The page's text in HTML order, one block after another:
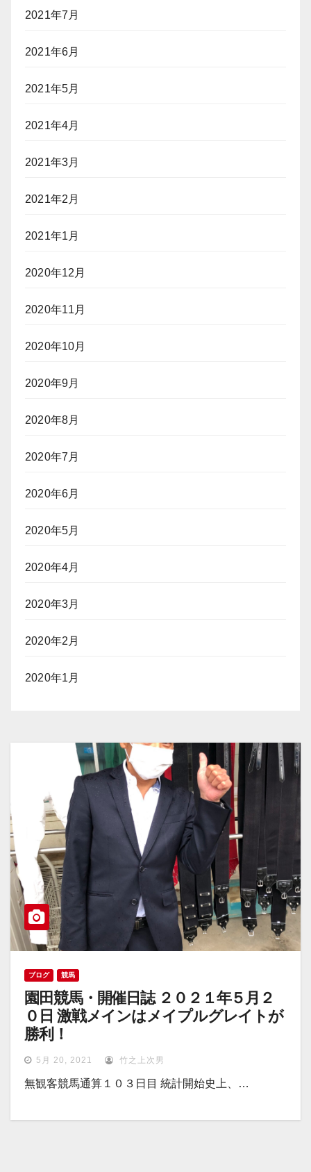
2021年7月
2021年6月
2021年5月
2021年4月
2021年3月
2021年2月
2021年1月
2020年12月
2020年11月
2020年10月
2020年9月
2020年8月
2020年7月
2020年6月
2020年5月
2020年4月
2020年3月
2020年2月
2020年1月
ブログ 競馬
園田競馬・開催日誌 ２０２１年５月２
０日 激戦メインはメイプルグレイトが
勝利！
5月 20, 2021 竹之上次男
無観客競馬通算１０３日目 統計開始史上、…